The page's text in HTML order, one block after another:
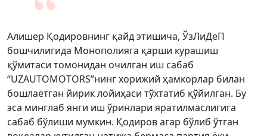
Алишер Қодировнинг қайд этишича, ЎзЛиДеП
бошчилигида Монополияга қарши курашиш
қўмитаси томонидан очилган иш сабаб
“UZAUTOMOTORS”нинг хорижий ҳамкорлар билан
бошлаётган йирик лойиҳаси тўхтатиб қўйилган. Бу
эса минглаб янги иш ўринлари яратилмаслигига
сабаб бўлиши мумкин. Қодиров агар бўлиб ўтган